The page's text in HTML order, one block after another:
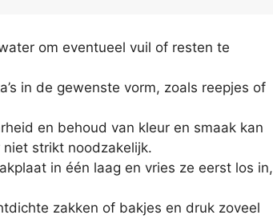
om eventueel vuil of resten te
in de gewenste vorm, zoals reepjes of
en behoud van kleur en smaak kan
niet strikt noodzakelijk.
in één laag en vries ze eerst los in,
zakken of bakjes en druk zoveel